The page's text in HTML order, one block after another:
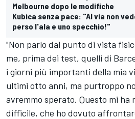
Melbourne dopo le modifiche
Kubica senza pace: "Al via non
perso l'ala e uno specchio!"
"Non parlo dal punto di vista
me, prima dei test, quelli di
i giorni più importanti della mia
ultimi otto anni, ma purtroppo
avremmo sperato. Questo mi ha
difficile, che ho dovuto